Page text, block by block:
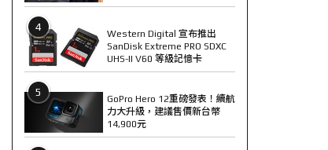
4
Western Digital 宣布推出
SanDisk Extreme PRO SDXC
UHS-II V60 等級記憶卡
5
GoPro Hero 12重磅發表！續航
力大升級，建議售價新台幣
14,900元